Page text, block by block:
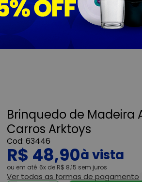
Brinquedo de Madeira
Carros Arktoys
63446
R$ 48,90
ou 6x de R$ 8,15 sem juros
Ver todas as formas de pagamento